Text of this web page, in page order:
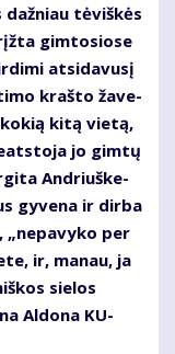
tė­viš­kės
gim­to­sio­se
at­si­da­vu­sį
kraš­to ža­ve­
ki­tą vie­tą,
jo gim­tų
An­driuš­ke­
gy­ve­na ir dir­ba
per
ir, ma­nau, ja
sielos
Al­do­na KU­